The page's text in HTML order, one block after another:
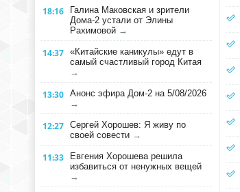
18:16
Галина Маковская и зрители
Дома-2 устали от Элины
Рахимовой →
14:37 «Китайские каникулы» едут в
самый счастливый город Китая
→
13:30 Анонс эфира Дом-2 на 5/08/2026
→
12:27 Сергей Хорошев: Я живу по
своей совести →
11:33
Евгения Хорошева решила
избавиться от ненужных вещей
→